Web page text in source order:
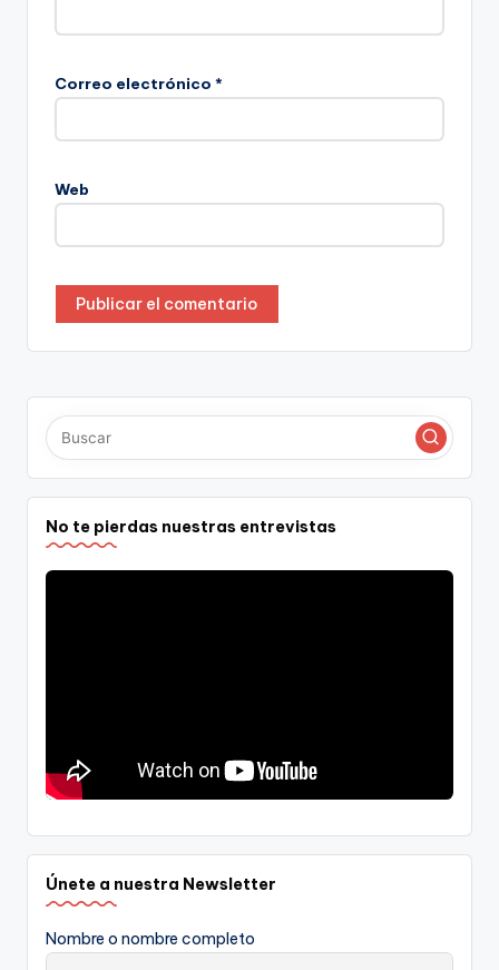
Correo electrónico *
Web
No te pierdas nuestras entrevistas
Únete a nuestra Newsletter
Nombre o nombre completo